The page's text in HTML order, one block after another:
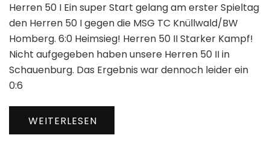
Herren 50 I Ein super Start gelang am erster Spieltag
den Herren 50 I gegen die MSG TC Knüllwald/BW
Homberg. 6:0 Heimsieg! Herren 50 II Starker Kampf!
Nicht aufgegeben haben unsere Herren 50 II in
Schauenburg. Das Ergebnis war dennoch leider ein
0:6
WEITERLESEN